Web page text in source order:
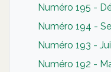
Numéro 195 -
Numéro 194 -
Numéro 193 -
Numéro 192 -